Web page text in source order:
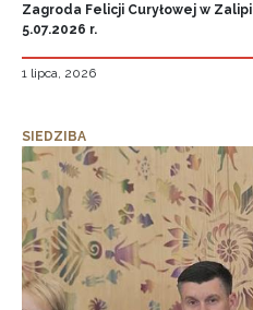
Zagroda Felicji Curyłowej w
5.07.2026 r.
1 lipca, 2026
SIEDZIBA